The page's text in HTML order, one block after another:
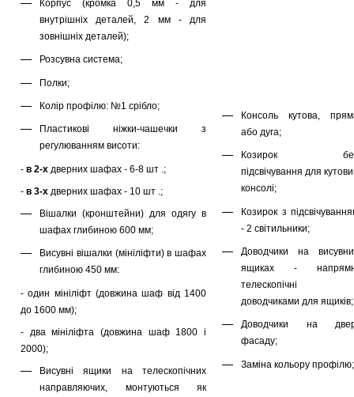
Корпус (кромка 0,5 мм - для
внутрішніх деталей, 2 мм - для
зовнішніх деталей);
Розсувна система;
Полки;
Колір профілю: №1 срібло;
Пластикові ніжки-чашечки з
регулюванням висоти:
- в 2-х дверних шафах - 6-8 шт .;
- в 3-х дверних шафах - 10 шт .;
Вішалки (кронштейни) для одягу в
шафах глибиною 600 мм;
Висувні вішалки (мініліфти) в шафах
глибиною 450 мм:
- один мініліфт (довжина шаф від 1400
до 1600 мм);
- два мініліфта (довжина шаф 1800 і
2000);
Висувні ящики на телескопічних
направляючих, монтуються як
Консоль кутова,
або дуга;
Козирок
підсвічування для
консолі;
Козирок з
- 2 світильники;
Доводчики на
ящиках -
телескопічні
доводчиками для ящиків;
Доводчики на
фасаду;
Заміна кольору профілю;